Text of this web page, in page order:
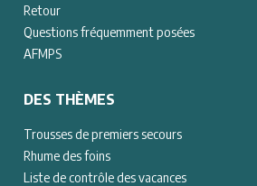
Retour
Questions fréquemment posées
AFMPS
DES THÈMES
Trousses de premiers secours
Rhume des foins
Liste de contrôle des vacances